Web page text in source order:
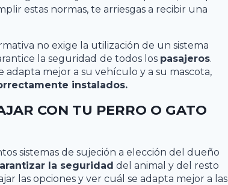
estas normas, te arriesgas a recibir una
no exige la utilización de un sistema
la seguridad de todos los pasajeros.
mejor a su vehículo y a su mascota,
instalados.
CON TU PERRO O GATO
sistemas de sujeción a elección del dueño
la seguridad del animal y del resto
las opciones y ver cuál se adapta mejor a las